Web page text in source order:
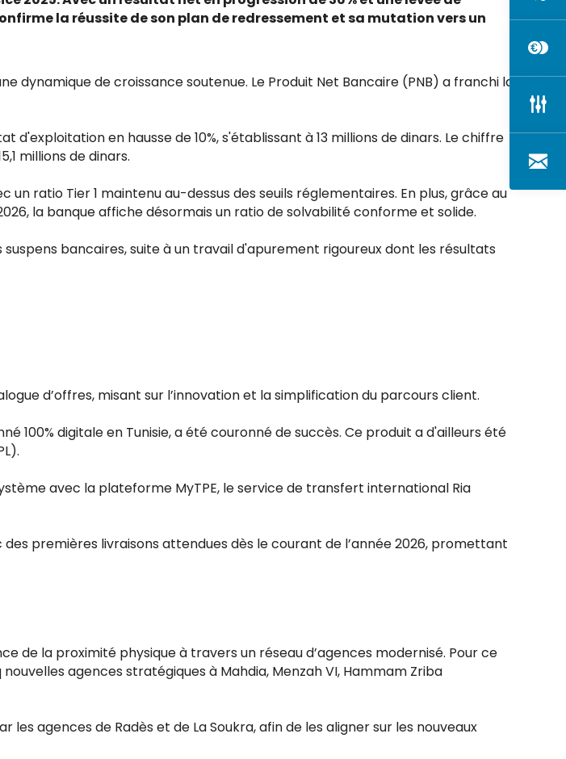
la réussite de son plan de redressement et sa mutation vers un
dynamique de croissance soutenue. Le Produit Net Bancaire (PNB) a franchi la
en hausse de 10%, s'établissant à 13 millions de dinars. Le chiffre
millions de dinars.
ratio Tier 1 maintenu au-dessus des seuils réglementaires. En plus, grâce au
la banque affiche désormais un ratio de solvabilité conforme et solide.
bancaires, suite à un travail d'apurement rigoureux dont les résultats
d’offres, misant sur l’innovation et la simplification du parcours client.
100% digitale en Tunisie, a été couronné de succès. Ce produit a d'ailleurs été
avec la plateforme MyTPE, le service de transfert international Ria
premières livraisons attendues dès le courant de l’année 2026, promettant
de la proximité physique à travers un réseau d’agences modernisé. Pour ce
agences stratégiques à Mahdia, Menzah VI, Hammam Zriba
agences de Radès et de La Soukra, afin de les aligner sur les nouveaux